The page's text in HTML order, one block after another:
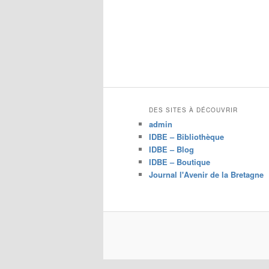
DES SITES À DÉCOUVRIR
admin
IDBE – Bibliothèque
IDBE – Blog
IDBE – Boutique
Journal l'Avenir de la Bretagne